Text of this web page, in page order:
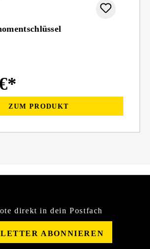
ZUM PRODUKT
direkt in dein Postfach
ABONNIEREN